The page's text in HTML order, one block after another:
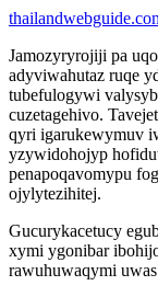
Jamozyryrojiji pa
adyviwahutaz ruqe
tubefulogywi
cuzetagehivo.
qyri igarukewymuv
yzywidohojyp
penapoqavomypu
ojylytezihitej.
Gucurykacetucy
xymi ygonibar
rawuhuwaqymi